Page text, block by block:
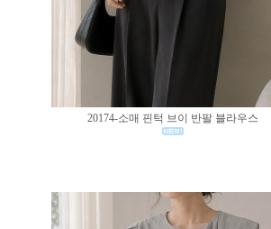
20174-소매 핀턱 브이 반팔 블라우스